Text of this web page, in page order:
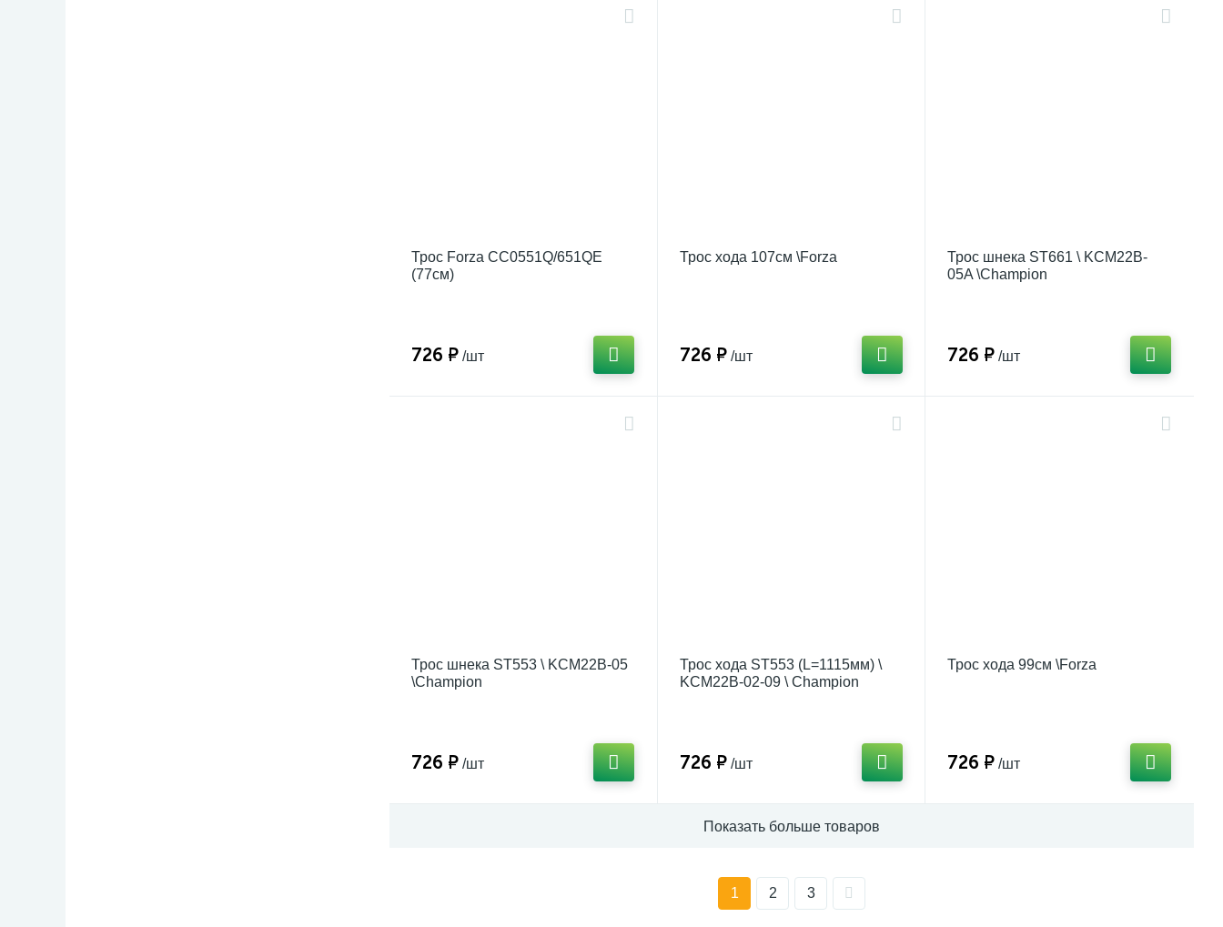
Трос Forza CC0551Q/651QE
(77см)
726 ₽ /шт
Трос хода 107см \Forza
726 ₽ /шт
Трос шнека ST661 \ KCM22B-
05A \Champion
726 ₽ /шт
Трос шнека ST553 \ KCM22B-05
\Champion
726 ₽ /шт
Трос хода ST553 (L=1115мм) \
KCM22B-02-09 \ Champion
726 ₽ /шт
Трос хода 99см \Forza
726 ₽ /шт
Показать больше товаров
1 2 3